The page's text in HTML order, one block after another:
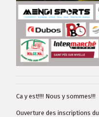
Ca y est!!!! Nous y sommes!!!
Ouverture des inscriptions du